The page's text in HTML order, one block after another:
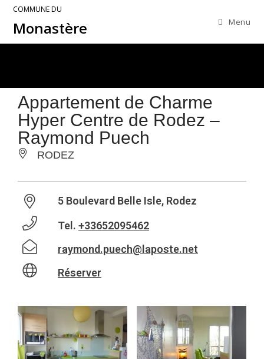
COMMUNE DU
Monastère Menu
Appartement de Charme
Hyper Centre de Rodez –
Raymond Puech
RODEZ
5 Boulevard Belle Isle, Rodez
Tel. +33652095462
raymond.puech@laposte.net
Réserver